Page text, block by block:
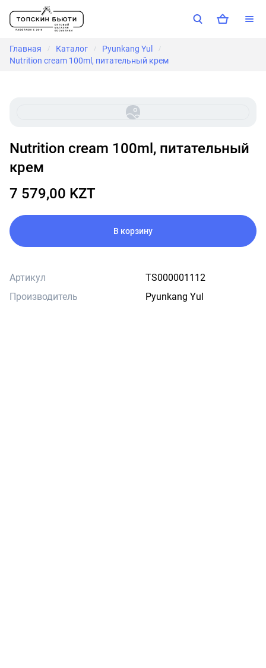
Главная / Каталог / Pyunkang Yul /
Nutrition cream 100ml, питательный крем
Nutrition cream 100ml, питательный
крем
7 579,00 KZT
В корзину
Артикул
TS000001112
Производитель
Pyunkang Yul